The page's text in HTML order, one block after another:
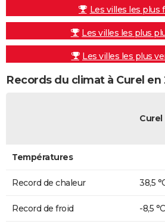
Les villes les plus
Les villes les plus
Les villes les plus
Records du climat à Curel en
Curel
Températures
Record de chaleur 38,5
Record de froid -8,5 °C